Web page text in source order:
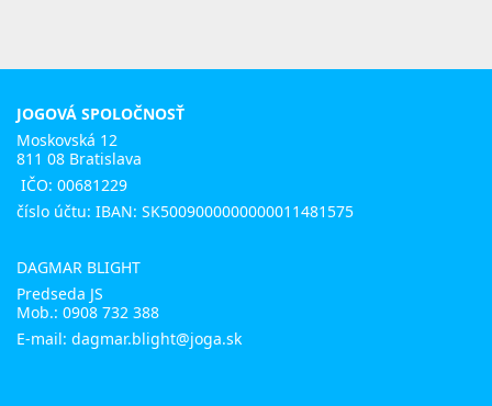
JOGOVÁ SPOLOČNOSŤ
Moskovská 12
811 08 Bratislava
IČO: 00681229
číslo účtu: IBAN: SK5009000000000011481575
DAGMAR BLIGHT
Predseda JS
Mob.: 0908 732 388
E-mail: dagmar.blight@joga.sk